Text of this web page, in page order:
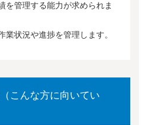
を管理する能力が求められま
業状況や進捗を管理します。
こんな方に向いてい